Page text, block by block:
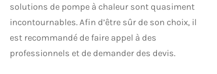
solutions de pompe à chaleur sont quasiment
incontournables. Afin d’être sûr de son choix, il
est recommandé de faire appel à des
professionnels et de demander des devis.